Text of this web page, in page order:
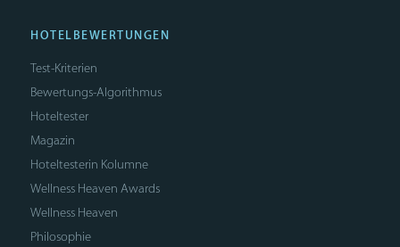
HOTELBEWERTUNGEN
Test-Kriterien
Bewertungs-Algorithmus
Hoteltester
Magazin
Hoteltesterin Kolumne
Wellness Heaven Awards
Wellness Heaven
Philosophie